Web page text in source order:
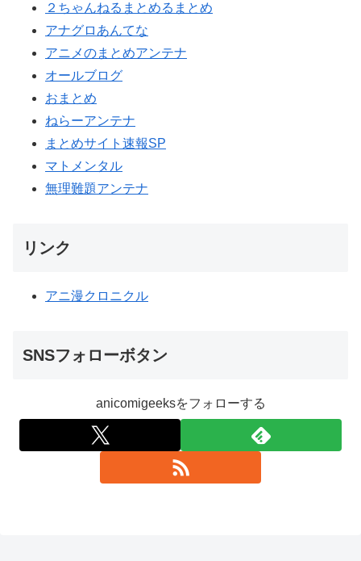
２ちゃんねるまとめるまとめ
アナグロあんてな
アニメのまとめアンテナ
オールブログ
おまとめ
ねらーアンテナ
まとめサイト速報SP
マトメンタル
無理難題アンテナ
リンク
アニ漫クロニクル
SNSフォローボタン
anicomigeeksをフォローする